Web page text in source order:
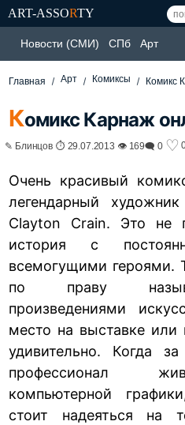
ART-ASSORTY
Новости (СМИ) СПб Арт
Главная Арт Комиксы Комикс
Комикс Карнаж
✎ Блинцов ⏱ 29.07.2013 👁 169🗨 0 ♡
Очень красивый
легендарный
Clayton Crain. Это не
история с
всемогущими героями.
по праву
произведениями
место на выставке
удивительно. Когда
профессионал
компьютерной
стоит надеяться на